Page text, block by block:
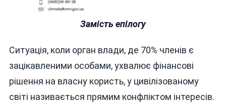
Замість епілогу
Ситуація, коли орган влади, де 70% членів є
зацікавленими особами, ухвалює фінансові
рішення на власну користь, у цивілізованому
світі називається прямим конфліктом інтересів.